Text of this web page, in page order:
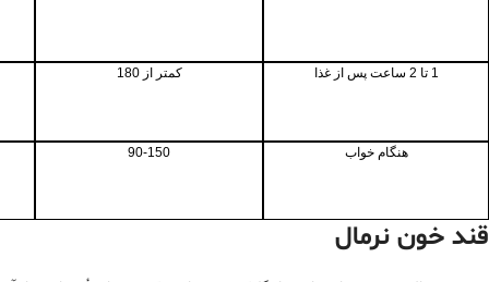
1 تا 2 ساعت پس از غذا کمتر از 180
هنگام خواب 90-150
قند خون نرمال